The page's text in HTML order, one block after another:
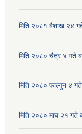
मिति २०८१ बैशाख २४
मिति २०८० चैत्र ४ गते
मिति २०८० फाल्गुन ४ गते
मिति २०८० माघ २१ गते